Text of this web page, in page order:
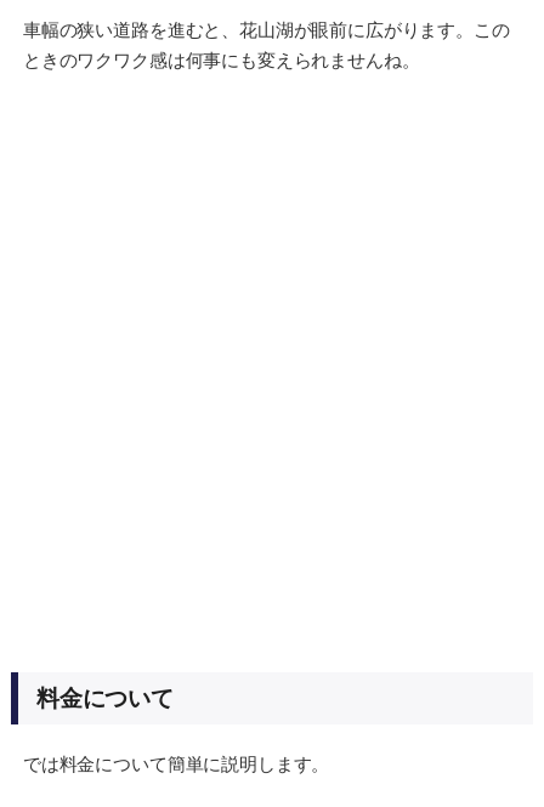
車幅の狭い道路を進むと、花山湖が眼前に広がります。この
ときのワクワク感は何事にも変えられませんね。
料金について
では料金について簡単に説明します。